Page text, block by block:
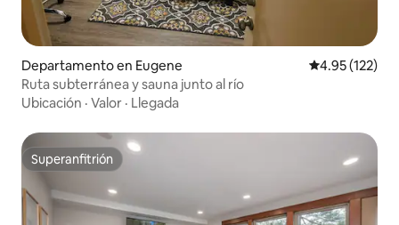
Departamento en Eugene Calificación
4.95 (122)
Ruta subterránea y sauna junto al río
Ubicación · Valor · Llegada
Superanfitrión
Superanfitrión